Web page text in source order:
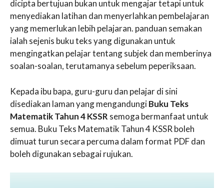
dicipta bertujuan bukan untuk mengajar tetapi untuk
menyediakan latihan dan menyerlahkan pembelajaran
yang memerlukan lebih pelajaran. panduan semakan
ialah sejenis buku teks yang digunakan untuk
mengingatkan pelajar tentang subjek dan memberinya
soalan-soalan, terutamanya sebelum peperiksaan.
Kepada ibu bapa, guru-guru dan pelajar di sini
disediakan laman yang mengandungiBuku Teks
Matematik Tahun 4 KSSR semoga bermanfaat untuk
semua. Buku Teks Matematik Tahun 4 KSSR boleh
dimuat turun secara percuma dalam format PDF dan
boleh digunakan sebagai rujukan.